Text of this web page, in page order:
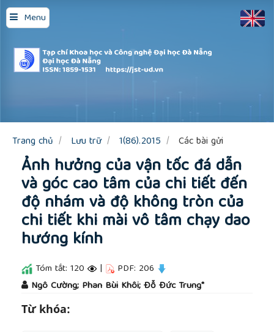
Menu
Quick
jump
to
page
content
Main
Sidebar
Trang chủ Lưu trữ 1(86).2015 Các bài gửi
Ảnh hưởng của vận tốc đá dẫn
và góc cao tâm của chi tiết đến
độ nhám và độ không tròn của
chi tiết khi mài vô tâm chạy dao
hướng kính
Tóm tắt: 120 | PDF: 206
Ngô Cường; Phan Bùi Khôi; Đỗ Đức Trung*
Từ khóa: